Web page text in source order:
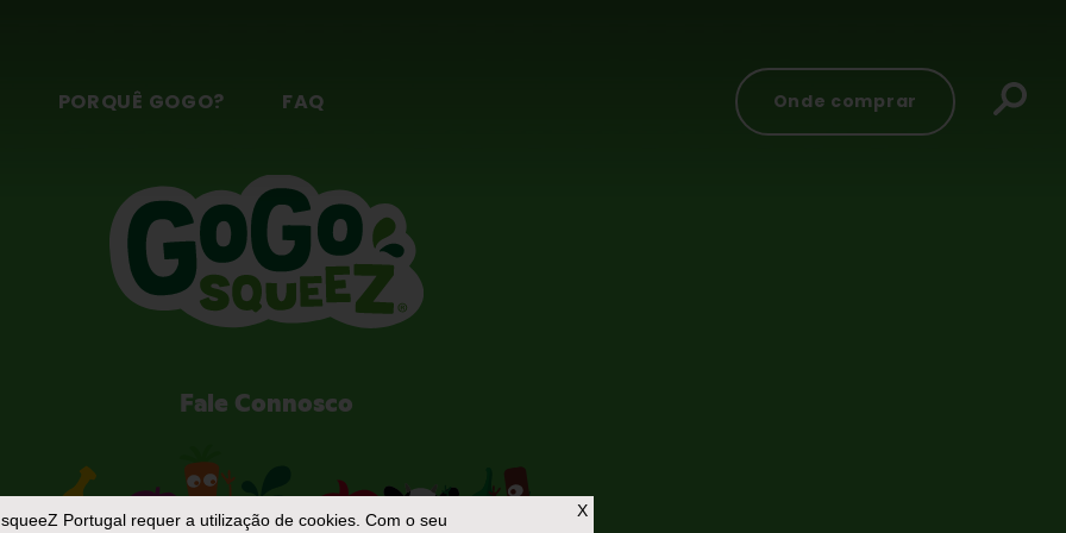
PORQUÊ GOGO? FAQ Onde comprar
Fale Connosco
X
Portugal requer a utilização de cookies. Com o seu